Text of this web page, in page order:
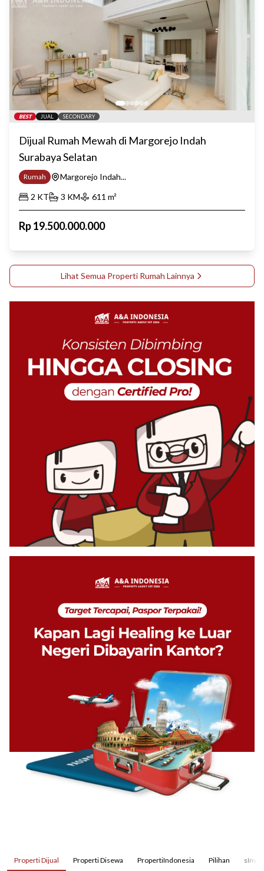
BEST JUAL SECONDARY
Dijual Rumah Mewah di Margorejo Indah
Surabaya Selatan
Rumah
Margorejo Indah...
2 KT 3 KM 611 m²
Rp19.500.000.000
Lihat Semua Properti Rumah Lainnya
Properti Dijual Properti Disewa PropertiIndonesia Pilihan